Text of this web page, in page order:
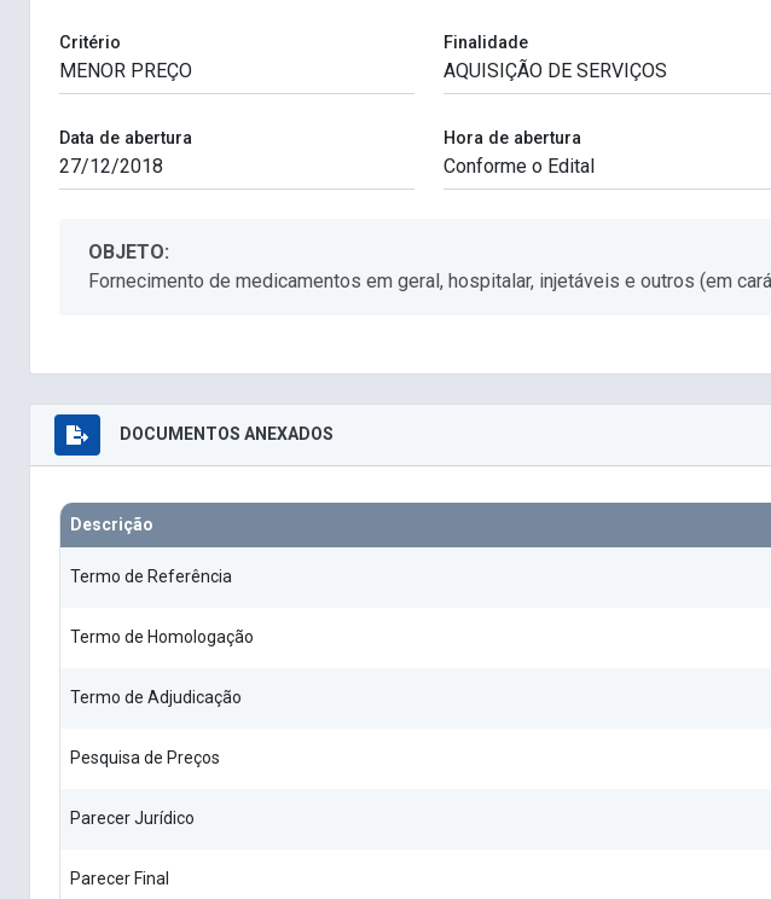
Critério Finalidade
Data de abertura Hora de abertura
OBJETO:
Fornecimento de medicamentos em geral, hospitalar, injetáveis e outros (em
DOCUMENTOS ANEXADOS
Descrição
Termo de Referência
Termo de Homologação
Termo de Adjudicação
Pesquisa de Preços
Parecer Jurídico
Parecer Final